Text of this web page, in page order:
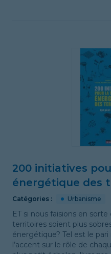
200 initiatives
énergétique des
Catégories : Urbanisme
ET si nous faisions en
territoires soient plus
énergétique? Tel est le
l’accent sur le rôle de